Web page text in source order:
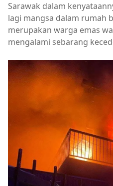
Sarawak dalam
lagi mangsa dalam rumah
merupakan warga emas
mengalami sebarang